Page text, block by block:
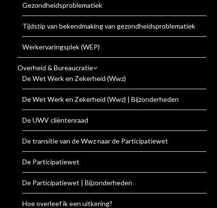
Gezondheidsproblematiek
Tijdstip van bekendmaking van gezondheidsproblematiek
Werkervaringsplek (WEP)
Overheid & Bureaucratie
De Wet Werk en Zekerheid (Wwz)
De Wet Werk en Zekerheid (Wwz) | Bijzonderheden
De UWV cliëntenraad
De transitie van de Wwz naar de Participatiewet
De Participatiewet
De Participatiewet | Bijzonderheden
Hoe overleef ik een uitkering?